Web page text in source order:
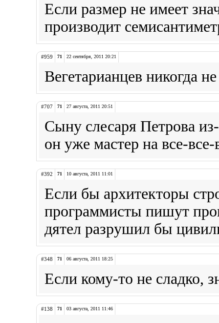
Если размер не имеет
производит
#959 71 22 сентября, 2011 20:21
Вегетарианцев никогда
#707 71 27 августа, 2011 20:51
Сыну слесаря Петрова
он уже мастер на все-все-
#392 71 10 августа, 2011 11:01
Если бы архитекторы
программисты пишут
дятел разрушил бы
#348 71 06 августа, 2011 18:25
Если кому-то не сладко,
#138 71 03 августа, 2011 11:46